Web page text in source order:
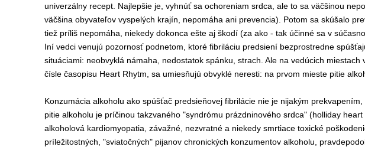
univerzálny recept. Najlepšie je, vyhnúť sa ochoreniam srdca, ale to sa väčšinou
väčšina obyvateľov vyspelých krajín, nepomáha ani prevencia). Potom sa skúšalo
tiež príliš nepomáha, niekedy dokonca ešte aj škodí (za ako - tak účinné sa v
Iní vedci venujú pozornosť podnetom, ktoré fibriláciu predsiení bezprostredne
situáciami: neobvyklá námaha, nedostatok spánku, strach. Ale na vedúcich
čísle časopisu Heart Rhytm, sa umiesňujú obvyklé neresti: na prvom mieste pitie
Konzumácia alkoholu ako spúšťač predsieňovej fibrilácie nie je nijakým
pitie alkoholu je príčinou takzvaného "syndrómu prázdninového srdca" (holliday
alkoholová kardiomyopatia, závažné, nezvratné a niekedy smrtiace toxické
príležitostných, "sviatočných" pijanov chronických konzumentov alkoholu,